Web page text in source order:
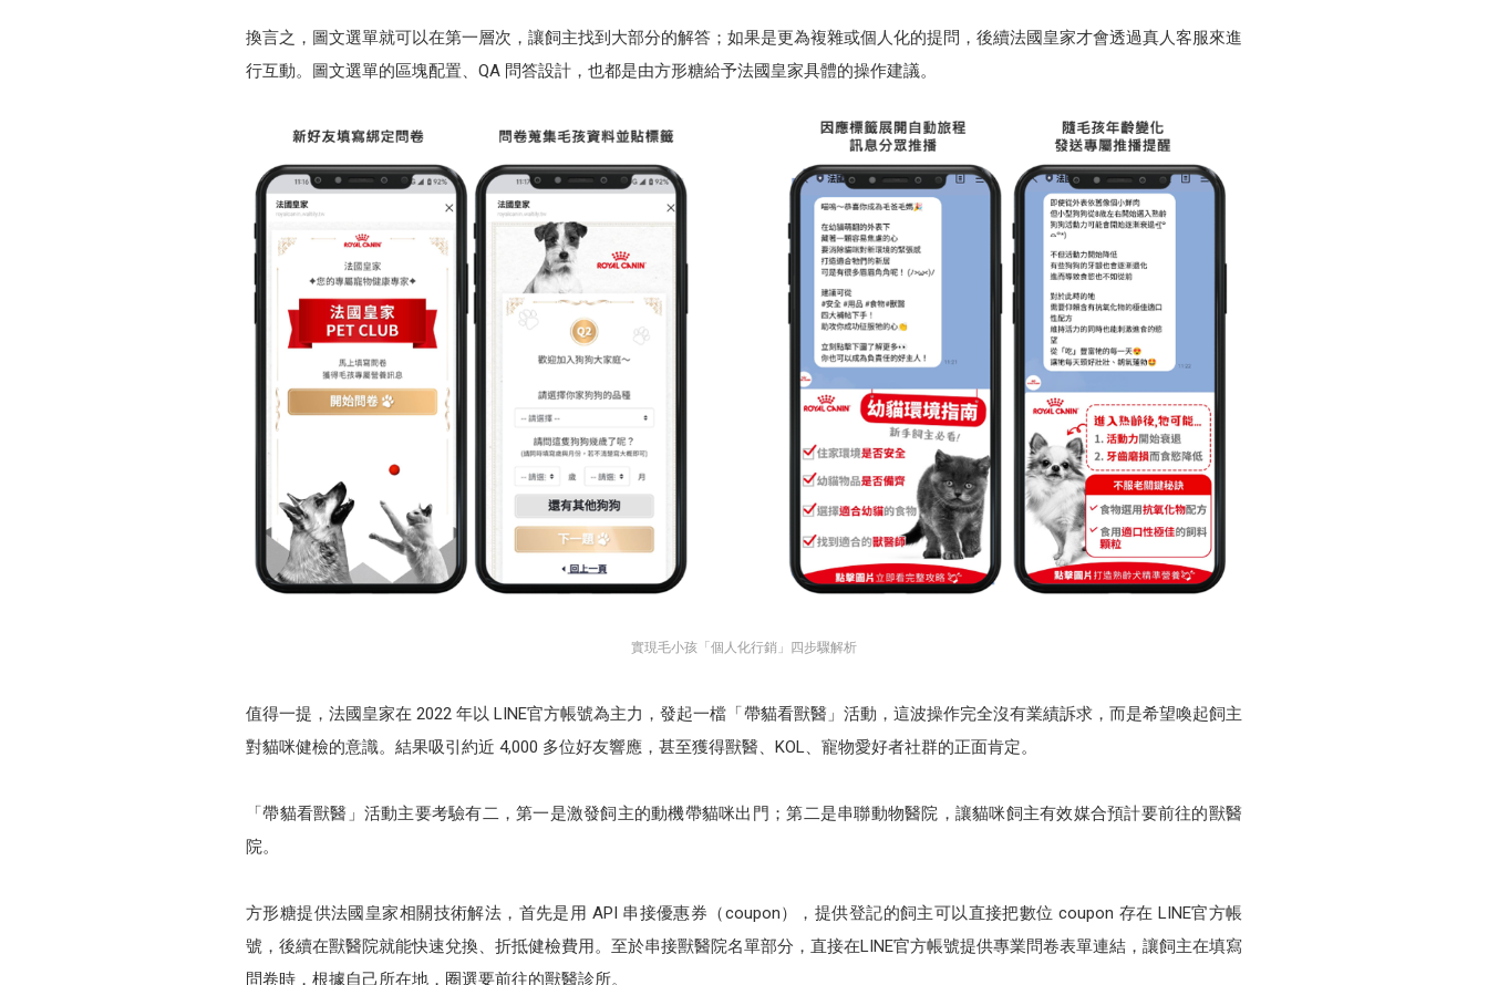
換言之，圖文選單就可以在第一層次，讓飼主找到大部分的解答；如果是更為複雜或個人化的提問，後續法國皇家才會透過真人客服來進
行互動。圖文選單的區塊配置、QA 問答設計，也都是由方形糖給予法國皇家具體的操作建議。
實現毛小孩「個人化行銷」四步驟解析
值得一提，法國皇家在 2022 年以 LINE官方帳號為主力，發起一檔「帶貓看獸醫」活動，這波操作完全沒有業績訴求，而是希望喚起飼主
對貓咪健檢的意識。結果吸引約近 4,000 多位好友響應，甚至獲得獸醫、KOL、寵物愛好者社群的正面肯定。
「帶貓看獸醫」活動主要考驗有二，第一是激發飼主的動機帶貓咪出門；第二是串聯動物醫院，讓貓咪飼主有效媒合預計要前往的獸醫
院。
方形糖提供法國皇家相關技術解法，首先是用 API 串接優惠券（coupon），提供登記的飼主可以直接把數位 coupon 存在 LINE官方帳
號，後續在獸醫院就能快速兌換、折抵健檢費用。至於串接獸醫院名單部分，直接在LINE官方帳號提供專業問卷表單連結，讓飼主在填寫
問卷時，根據自己所在地，圈選要前往的獸醫診所。